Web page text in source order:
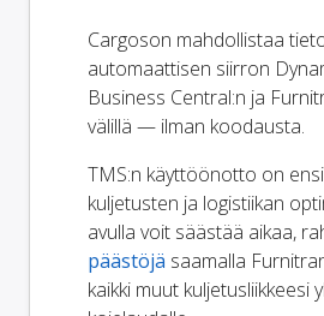
Cargoson mahdollistaa
automaattisen siirron
Business Central:n ja
välillä — ilman koodausta.
TMS:n käyttöönotto on
kuljetusten ja logistiikan
avulla voit säästää aikaa,
päästöjä saamalla
kaikki muut kuljetusliikkeesi